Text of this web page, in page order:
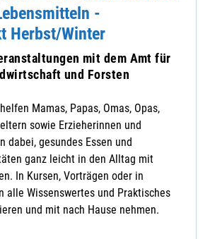
-
Herbst/Winter
mit dem Amt für
und Forsten
Mamas, Papas, Omas, Opas,
sowie Erzieherinnen und
dabei, gesundes Essen und
ganz leicht in den Alltag mit
In Kursen, Vorträgen oder in
alle Wissenswertes und Praktisches
und mit nach Hause nehmen.